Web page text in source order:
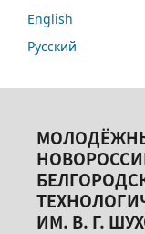
English
Русский
ИМ. В. Г.